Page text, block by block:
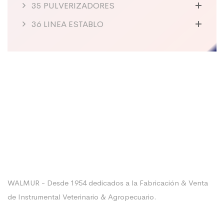
35 PULVERIZADORES
36 LINEA ESTABLO
WALMUR - Desde 1954 dedicados a la Fabricación & Venta
de Instrumental Veterinario & Agropecuario.